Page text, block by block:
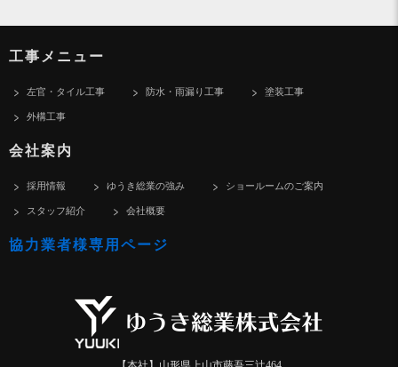
工事メニュー
左官・タイル工事 防水・雨漏り工事 塗装工事
外構工事
会社案内
採用情報 ゆうき総業の強み ショールームのご案内
スタッフ紹介 会社概要
協力業者様専用ページ